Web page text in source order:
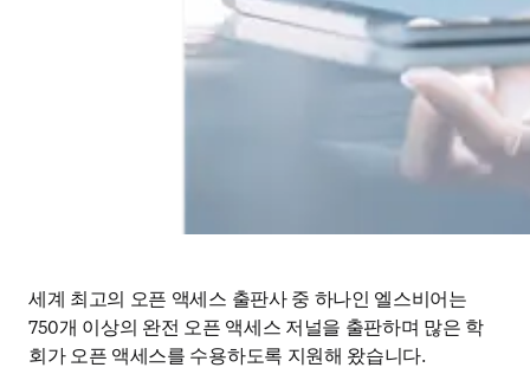
세계 최고의 오픈 액세스 출판사 중 하나인 엘스비어는
750개 이상의 완전 오픈 액세스 저널을 출판하며 많은 학
회가 오픈 액세스를 수용하도록 지원해 왔습니다.